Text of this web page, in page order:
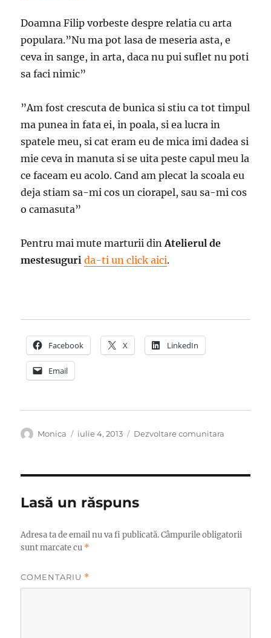
Doamna Filip vorbeste despre relatia cu arta
populara.”Nu ma pot lasa de meseria asta, e
ceva in sange, in arta, daca nu pui suflet nu poti
sa faci nimic”
”Am fost crescuta de bunica si stiu ca tot timpul
ma punea in fata ei, in poala, si ea lucra in
spatele meu, si cat eram eu de mica imi dadea si
mie ceva in manuta si se uita peste capul meu la
ce faceam eu acolo. Cand am plecat la scoala eu
deja stiam sa-mi cos un ciorapel, sau sa-mi cos
o camasuta”
Pentru mai mute marturii dinAtelierul de
mestesuguri da-ti un click aici.
Facebook X LinkedIn
Email
Autor
Monica
Publicat
iulie 4, 2013 Categorii
Dezvoltare comunitara
Lasă un răspuns
Adresa ta de email nu va fi publicată. Câmpurile obligatorii
sunt marcate cu *
COMENTARIU *